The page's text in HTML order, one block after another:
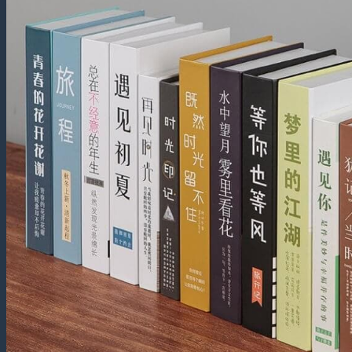
Thuật
Luận
Văn –
Án
Dịch
Thuật
Toàn
Bộ
Website
Dịch
Thuật
Án –
Hồ Sơ
Dịch Thuật
Chuyên
Ngành
Dịch